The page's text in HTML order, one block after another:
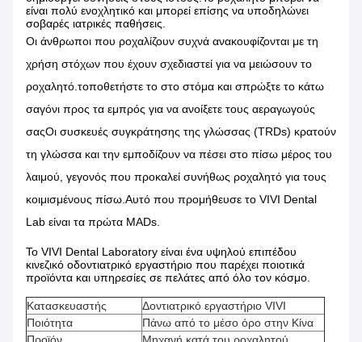
είναι πολύ ενοχλητικό και μπορεί επίσης να υποδηλώνει
σοβαρές ιατρικές παθήσεις.
Οι άνθρωποι που ροχαλίζουν συχνά ανακουφίζονται με τη
χρήση στόχων που έχουν σχεδιαστεί για να μειώσουν το
ροχαλητό.τοποθετήστε το στο στόμα και σπρώξτε το κάτω
σαγόνι προς τα εμπρός για να ανοίξετε τους αεραγωγούς
σαςΟι συσκευές συγκράτησης της γλώσσας (TRDs) κρατούν
τη γλώσσα και την εμποδίζουν να πέσει στο πίσω μέρος του
λαιμού, γεγονός που προκαλεί συνήθως ροχαλητό για τους
κοιμισμένους πίσω. Αυτό που προμήθευσε το VIVI Dental
Lab είναι τα πρώτα MADs.
Το VIVI Dental Laboratory είναι ένα υψηλού επιπέδου
κινεζικό οδοντιατρικό εργαστήριο που παρέχει ποιοτικά
προϊόντα και υπηρεσίες σε πελάτες από όλο τον κόσμο.
Κατασκευαστής
Δοντιατρικό εργαστήριο VIVI
Ποιότητα
Πάνω από το μέσο όρο στην Κίνα